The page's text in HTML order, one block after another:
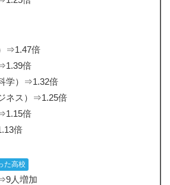
⇒1.47倍
倍
学）⇒1.32倍
ネス）⇒1.25倍
倍
倍
た高校
人増加